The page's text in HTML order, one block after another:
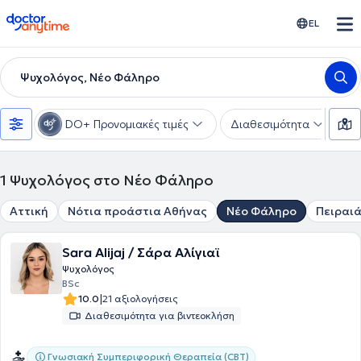
doctoranytime EL
Ψυχολόγος, Νέο Φάληρο
DO+ Προνομιακές τιμές Διαθεσιμότητα
1 Ψυχολόγος στο Νέο Φάληρο
Αττική Νότια προάστια Αθήνας Νέο Φάληρο
Sara Alijaj / Σάρα Αλίγιαϊ
Ψυχολόγος
BSc
10.0|21 αξιολογήσεις
Διαθεσιμότητα για βιντεοκλήση
Γνωσιακή Συμπεριφορική Θεραπεία (CBT)